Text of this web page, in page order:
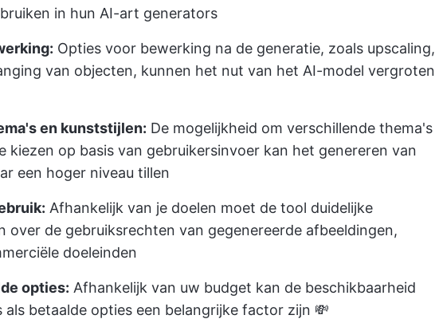
in hun AI-art generators
Opties voor bewerking na de generatie, zoals upscaling,
van objecten, kunnen het nut van het AI-model vergroten
en kunststijlen: De mogelijkheid om verschillende thema's
kiezen op basis van gebruikersinvoer kan het genereren van
een hoger niveau tillen
Afhankelijk van je doelen moet de tool duidelijke
over de gebruiksrechten van gegenereerde afbeeldingen,
doeleinden
opties: Afhankelijk van uw budget kan de beschikbaarheid
betaalde opties een belangrijke factor zijn 💸